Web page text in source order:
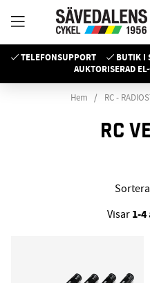
TELEFONSUPPORT BUTIK I
AUKTORISERAD
Hem RC -
RC
Visar 1-4